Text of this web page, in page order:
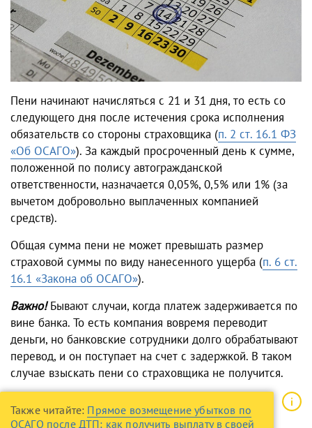
Пени начинают начисляться с 21 и 31 дня, то есть со
следующего дня после истечения срока исполнения
обязательств со стороны страховщика (п. 2 ст. 16.1 ФЗ
«Об ОСАГО»). За каждый просроченный день к сумме,
положенной по полису автогражданской
ответственности, назначается 0,05%, 0,5% или 1% (за
вычетом добровольно выплаченных компанией
средств).
Общая сумма пени не может превышать размер
страховой суммы по виду нанесенного ущерба (п. 6 ст.
16.1 «Закона об ОСАГО»).
Важно!Бывают случаи, когда платеж задерживается по
вине банка. То есть компания вовремя переводит
деньги, но банковские сотрудники долго обрабатывают
перевод, и он поступает на счет с задержкой. В таком
случае взыскать пени со страховщика не получится.
Также читайте: Прямое возмещение убытков по
ОСАГО после ДТП: как получить выплату в своей